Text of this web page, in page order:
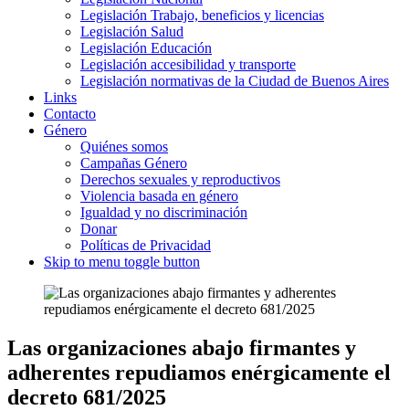
Legislación Trabajo, beneficios y licencias
Legislación Salud
Legislación Educación
Legislación accesibilidad y transporte
Legislación normativas de la Ciudad de Buenos Aires
Links
Contacto
Género
Quiénes somos
Campañas Género
Derechos sexuales y reproductivos
Violencia basada en género
Igualdad y no discriminación
Donar
Políticas de Privacidad
Skip to menu toggle button
Las organizaciones abajo firmantes y
adherentes repudiamos enérgicamente el
decreto 681/2025